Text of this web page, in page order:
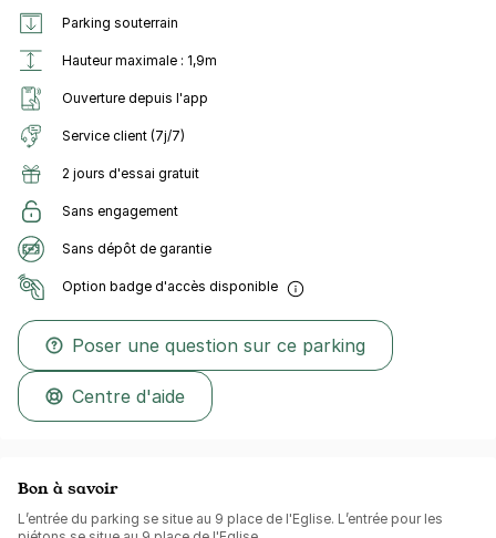
Parking souterrain
Hauteur maximale : 1,9m
Ouverture depuis l'app
Service client (7j/7)
2 jours d'essai gratuit
Sans engagement
Sans dépôt de garantie
Option badge d'accès disponible
Poser une question sur ce parking
Centre d'aide
Bon à savoir
L’entrée du parking se situe au 9 place de l'Eglise. L’entrée pour les